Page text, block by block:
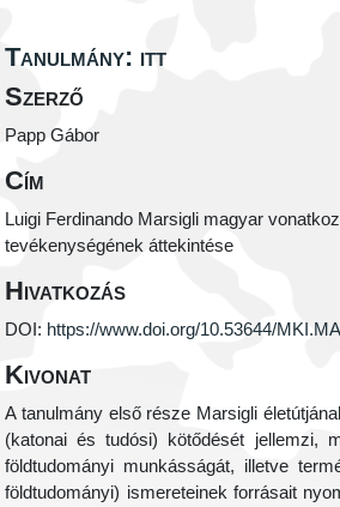
Tanulmány: itt
Szerző
Papp Gábor
Cím
Luigi Ferdinando Marsigli magyar
tevékenységének áttekintése
Hivatkozás
DOI: https://www.doi.org/10.53644/
Kivonat
A tanulmány első része Marsigli
(katonai és tudósi) kötődését jellemzi,
földtudományi munkásságát, illetve
földtudományi) ismereteinek forrásait